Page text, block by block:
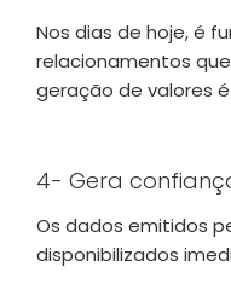
Nos dias de hoje, é
relacionamentos
geração de valores
4- Gera
Os dados emitidos
disponibilizados